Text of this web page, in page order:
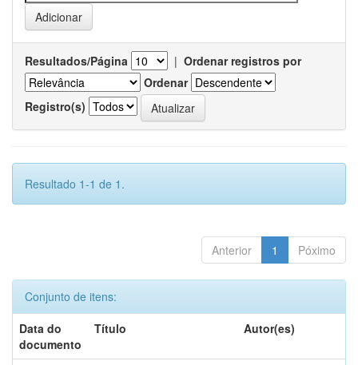
Resultados/Página | Ordenar registros por
Ordenar
Registro(s)
Resultado 1-1 de 1.
Anterior 1 Póximo
Conjunto de itens:
Data do
documento
Título Autor(es)